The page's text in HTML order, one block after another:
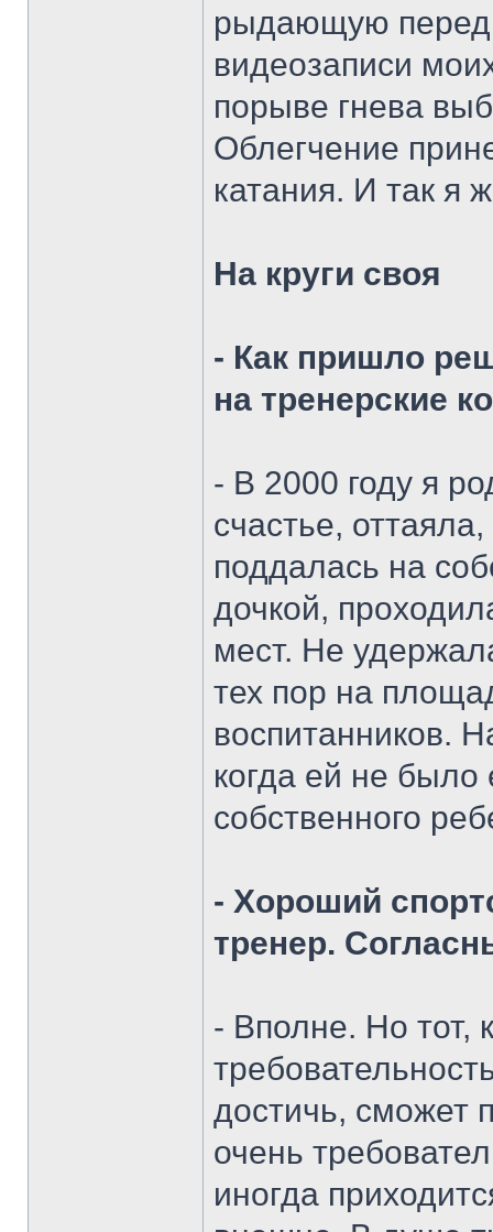
рыдающую перед
видеозаписи
порыве гнева
Облегчение
катания. И так я
На круги своя
- Как пришло
на тренерские
- В 2000 году я
счастье,
поддалась на
дочкой,
мест. Не
тех пор на
воспитанников.
когда ей не было
собственного
- Хороший
тренер.
- Вполне. Но тот,
достичь, сможет
очень
иногда